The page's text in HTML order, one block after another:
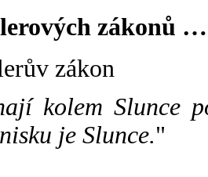
zákonů …
zákon
kolem Slunce
je Slunce."